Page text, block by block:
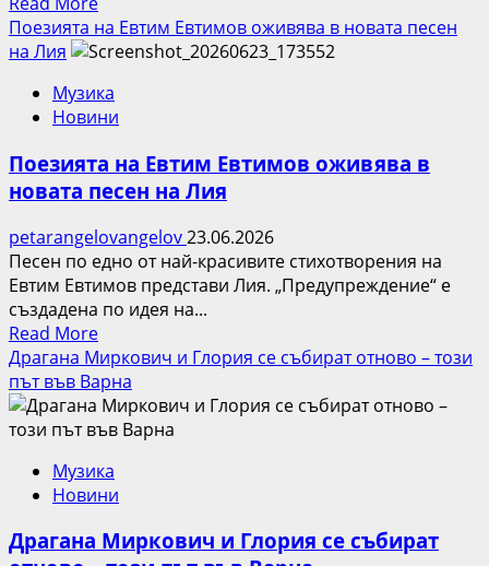
15
юли
more
about
Микеле
Мороне
Пловдив!
Италианският
идва
за
невиждано
шоу
в
„Колодрума“
Поезията на Евтим Евтимов оживява в новата песен
на Лия
Музика
Новини
Поезията на Евтим Евтимов оживява в
новата песен на Лия
petarangelovangelov23.06.2026
Песен по едно от най-красивите стихотворения на
Евтим Евтимов представи Лия. „Предупреждение“ е
създадена по идея на...
Read MoreRead
more
about
Поезията
на
Евтимов
оживява
новата
Драгана Миркович и Глория се събират отново – този
път във Варна
Музика
Новини
Драгана Миркович и Глория се събират